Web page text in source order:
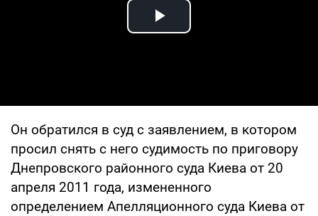
Play Video
Он обратился в суд с заявлением, в котором
просил снять с него судимость по приговору
Днепровского районного суда Киева от 20
апреля 2011 года, измененного
определением Апелляционного суда Киева от